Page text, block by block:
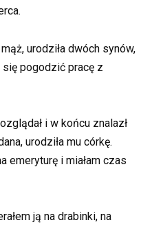
urodziła dwóch synów,
się pogodzić pracę z
i w końcu znalazł
urodziła mu córkę.
emeryturę i miałam czas
ją na drabinki, na